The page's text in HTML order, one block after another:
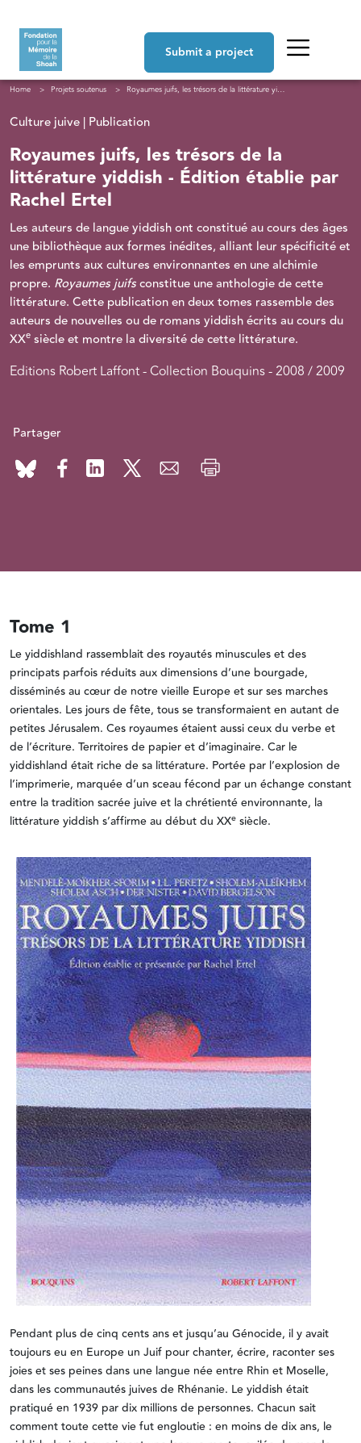
Submit a project
Breadcrumb
Home Projets soutenus Royaumes juifs, les trésors de la littérature yiddish - Édition établie par Rachel Ertel
Culture juive | Publication
Royaumes juifs, les trésors de la
littérature yiddish - Édition établie par
Rachel Ertel
Les auteurs de langue yiddish ont constitué au cours des âges
une bibliothèque aux formes inédites, alliant leur spécificité et
les emprunts aux cultures environnantes en une alchimie
propre. Royaumes juifsconstitue une anthologie de cette
littérature. Cette publication en deux tomes rassemble des
auteurs de nouvelles ou de romans yiddish écrits au cours du
XXe siècle et montre la diversité de cette littérature.
Editions Robert Laffont - Collection Bouquins - 2008 / 2009
Partager
Tome 1
Le yiddishland rassemblait des royautés minuscules et des
principats parfois réduits aux dimensions d’une bourgade,
disséminés au cœur de notre vieille Europe et sur ses marches
orientales. Les jours de fête, tous se transformaient en autant de
petites Jérusalem. Ces royaumes étaient aussi ceux du verbe et
de l’écriture. Territoires de papier et d’imaginaire. Car le
yiddishland était riche de sa littérature. Portée par l’explosion de
l’imprimerie, marquée d’un sceau fécond par un échange constant
entre la tradition sacrée juive et la chrétienté environnante, la
littérature yiddish s’affirme au début du XXe siècle.
Pendant plus de cinq cents ans et jusqu’au Génocide, il y avait
toujours eu en Europe un Juif pour chanter, écrire, raconter ses
joies et ses peines dans une langue née entre Rhin et Moselle,
dans les communautés juives de Rhénanie. Le yiddish était
pratiqué en 1939 par dix millions de personnes. Chacun sait
comment toute cette vie fut engloutie : en moins de dix ans, le